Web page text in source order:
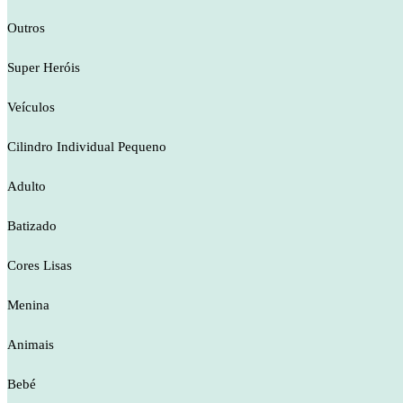
Outros
Super Heróis
Veículos
Cilindro Individual Pequeno
Adulto
Batizado
Cores Lisas
Menina
Animais
Bebé